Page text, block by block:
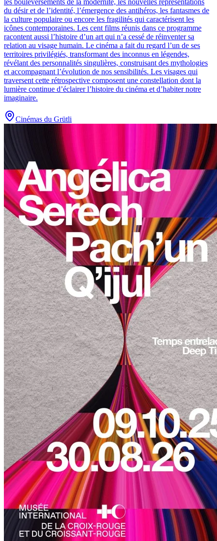
les bouleversements de la modernité, les nouvelles représentations
du désir et de l’identité, l’émergence des antihéros, les fantasmes de
la culture populaire ou encore les fragilités qui caractérisent les
icônes contemporaines. Les cent films réunis dans ce programme
racontent aussi l’histoire d’un art qui n’a cessé de réinventer sa
relation au visage humain. Le cinéma a fait du regard l’un de ses
territoires privilégiés, transformant des inconnus en légendes,
révélant des personnalités singulières, construisant des mythologies
et accompagnant l’évolution de nos sensibilités. Les visages qui
traversent cette rétrospective composent une constellation dont la
lumière continue d’éclairer l’histoire du cinéma et d’habiter notre
imaginaire.
Cinémas du Grütli